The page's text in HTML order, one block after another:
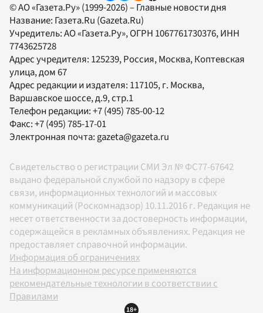
© АО «Газета.Ру» (1999-2026) – Главные новости дня
Название: Газета.Ru (Gazeta.Ru)
Учредитель:АО «Газета.Ру», ОГРН 1067761730376, ИНН
7743625728
Адрес учредителя: 125239, Россия, Москва, Коптевская
улица, дом 67
Адрес редакции и издателя: 117105, г. Москва,
Варшавское шоссе, д.9, стр.1
Телефон редакции:+7 (495) 785-00-12
Факс:+7 (495) 785-17-01
Электронная почта:gazeta@gazeta.ru
Свидетельство о регистрации СМИ Эл № ФС77-67642
выдано федеральной службой по надзору в сфере
связи, информационных технологий и массовых
коммуникаций (Роскомнадзор) 10.11.2016 г. Редакция не
несет ответственности за достоверность информации,
содержащейся в рекламных объявлениях. Редакция не
предоставляет справочной информации.
Информация об ограничениях
На информационном ресурсе применяются
рекомендательные технологии в соответствии с
Правилами
18+